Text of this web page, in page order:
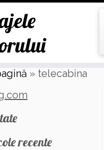
» telecabina
recente